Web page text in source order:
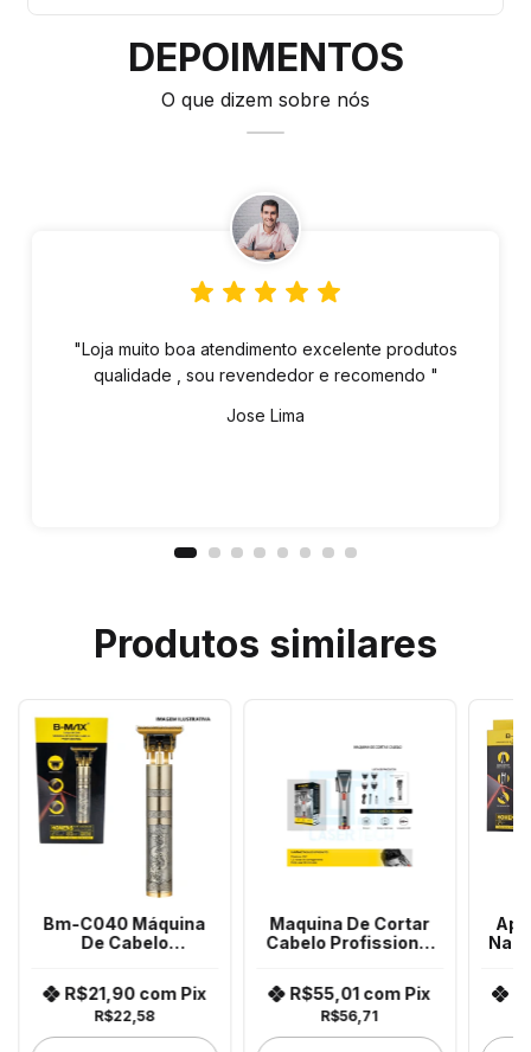
DEPOIMENTOS
O que dizem sobre nós
"Loja muito boa atendimento excelente produtos
qualidade , sou revendedor e recomendo "
Jose Lima
Produtos similares
Bm-C040 Máquina
De Cabelo
R$22,58
R$21,90 com Pix
Maquina De Cortar
Cabelo Profissional
R$56,71
R$55,01 com Pix